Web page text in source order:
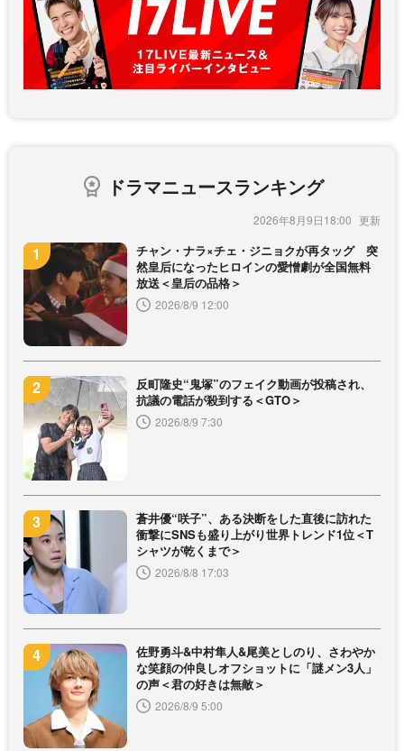
ドラマニュースランキング
2026年8月9日18:00
チャン・ナラ×チェ・ジニョクが再タッグ 突
然皇后になったヒロインの愛憎劇が全国無料
放送＜皇后の品格＞
2026/8/9 12:00
反町隆史“鬼塚”のフェイク動画が投稿され、
抗議の電話が殺到する＜GTO＞
2026/8/9 7:30
蒼井優“咲子”、ある決断をした直後に訪れた
衝撃にSNSも盛り上がり世界トレンド1位＜T
シャツが乾くまで＞
2026/8/8 17:03
佐野勇斗&中村隼人&尾美としのり、さわやか
な笑顔の仲良しオフショットに「謎メン3人」
の声＜君の好きは無敵＞
2026/8/9 5:00